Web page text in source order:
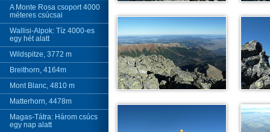
A Monte Rosa csoport 4000
méteres csúcsai
Wallisi-Alpok: Tíz 4000-es
egy hét alatt
Wildspitze, 3772 m
Breithorn, 4164m
Mont Blanc, 4810 m
Matterhorn, 4478m
Magas-Tátra: Három csúcs
egy nap alatt